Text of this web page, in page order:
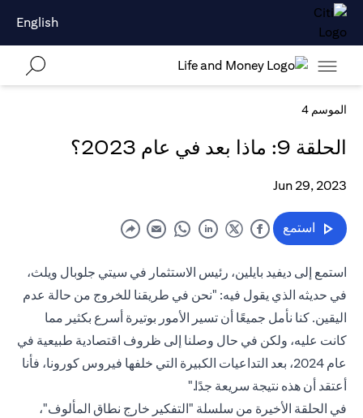
English
الموسم 4
الحلقة 9: ماذا بعد في عام 2023؟
Jun 29, 2023
استمع
استمع إلى ديفيد بايلين، رئيس الاستثمار في سيتي جلوبال ويلث،
في حديثه الذي يقول فيه: "نحن في طريقنا للخروج من حالة عدم
اليقين. كنا نأمل جميعًا أن تسير الأمور بوتيرة أسرع بكثير مما
كانت عليه، ولكن في حال وصلنا إلى ظروف اقتصادية طبيعية في
عام 2024، بعد التداعيات الكبيرة التي خلفها فيروس كورونا، فأنا
أعتقد أن هذه نتيجة سريعة جدًا."
في الحلقة الأخيرة من سلسلة "التفكير خارج نطاق المألوف"،